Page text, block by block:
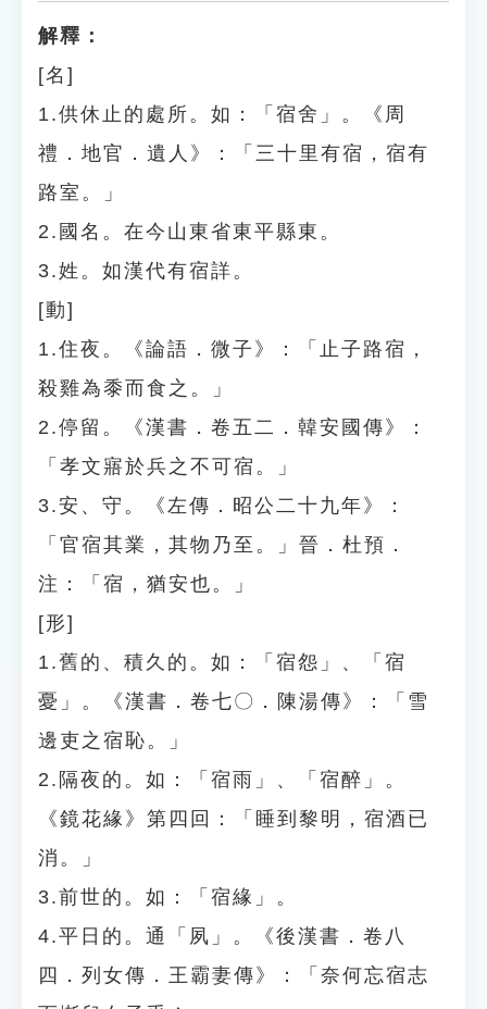
解釋：
[名]
1.供休止的處所。如：「宿舍」。《周
禮．地官．遺人》：「三十里有宿，宿有
路室。」
2.國名。在今山東省東平縣東。
3.姓。如漢代有宿詳。
[動]
1.住夜。《論語．微子》：「止子路宿，
殺雞為黍而食之。」
2.停留。《漢書．卷五二．韓安國傳》：
「孝文寤於兵之不可宿。」
3.安、守。《左傳．昭公二十九年》：
「官宿其業，其物乃至。」晉．杜預．
注：「宿，猶安也。」
[形]
1.舊的、積久的。如：「宿怨」、「宿
憂」。《漢書．卷七〇．陳湯傳》：「雪
邊吏之宿恥。」
2.隔夜的。如：「宿雨」、「宿醉」。
《鏡花緣》第四回：「睡到黎明，宿酒已
消。」
3.前世的。如：「宿緣」。
4.平日的。通「夙」。《後漢書．卷八
四．列女傳．王霸妻傳》：「奈何忘宿志